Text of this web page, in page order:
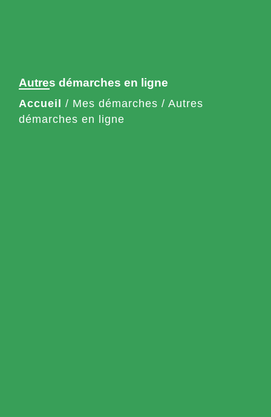
Autres démarches en ligne
Accueil / Mes démarches / Autres
démarches en ligne